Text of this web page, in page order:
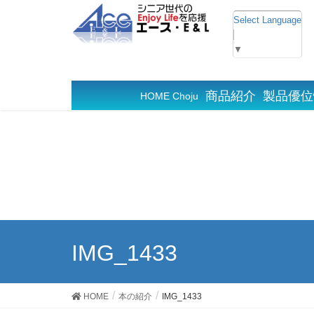
Select Language
▼
HOME Choju 商品紹介 製品優
IMG_1433
HOME 本の紹介 IMG_1433